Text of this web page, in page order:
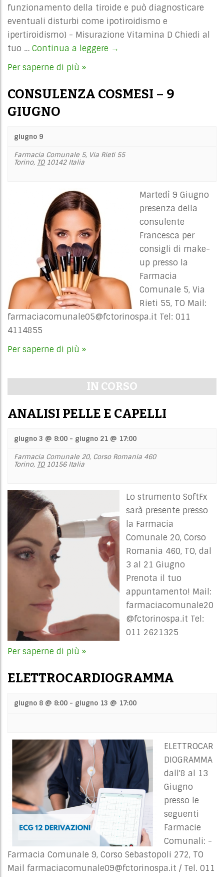
funzionamento della tiroide e può diagnosticare
eventuali disturbi come ipotiroidismo e
ipertiroidismo) - Misurazione Vitamina D Chiedi al
tuo … Continua a leggere MINERALOMETRIA
→
Per saperne di più »
CONSULENZA COSMESI – 9
GIUGNO
giugno 9
Farmacia Comunale 5, Via Rieti 55
Torino, TO 10142 Italia
Martedì 9 Giugno
presenza della
consulente
Francesca per
consigli di make-
up presso la
Farmacia
Comunale 5, Via
Rieti 55, TO Mail:
farmaciacomunale05@fctorinospa.it Tel: 011
4114855
Per saperne di più »
IN CORSO
ANALISI PELLE E CAPELLI
giugno 3 @ 8:00 - giugno 21 @ 17:00
Farmacia Comunale 20, Corso Romania 460
Torino, TO 10156 Italia
Lo strumento SoftFx
sarà presente presso
la Farmacia
Comunale 20, Corso
Romania 460, TO, dal
3 al 21 Giugno
Prenota il tuo
appuntamento! Mail:
farmaciacomunale20
@fctorinospa.it Tel:
011 2621325
Per saperne di più »
ELETTROCARDIOGRAMMA
giugno 8 @ 8:00 - giugno 13 @ 17:00
ELETTROCAR
DIOGRAMMA
dall'8 al 13
Giugno
presso le
seguenti
Farmacie
Comunali: -
Farmacia Comunale 9, Corso Sebastopoli 272, TO
Mail farmaciacomunale09@fctorinospa.it / Tel. 011